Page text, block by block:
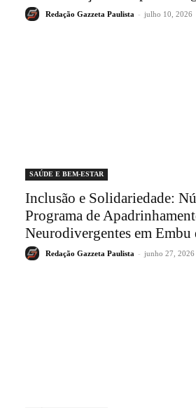
Redação Gazzeta Paulista - julho 10, 2026
SAÚDE E BEM-ESTAR
Inclusão e Solidariedade:
Programa de
Neurodivergentes em Embu
Redação Gazzeta Paulista - junho 27, 2026